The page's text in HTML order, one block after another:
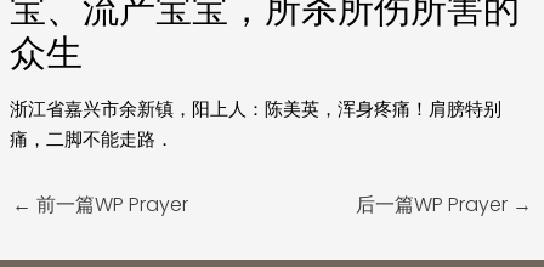
众生
浙江省嘉兴市余新镇，阳上人：陈美英，浑身疼痛！肩膀特别
痛，二脚不能走路．
← 前一篇WP Prayer 后一篇WP Prayer →